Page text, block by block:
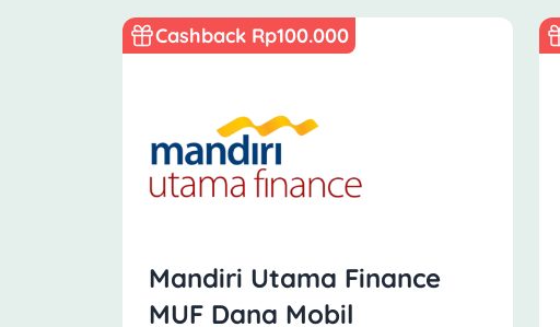
Cashback Rp100.000
Mandiri Utama Finance
MUF Dana Mobil